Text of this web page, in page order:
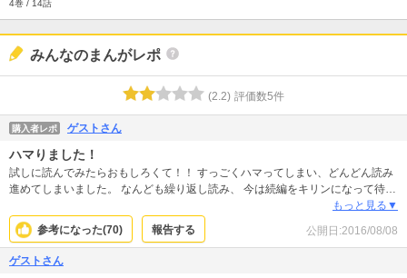
4巻 / 14話
みんなのまんがレポ
(2.2) 評価数5件
購入者レポ ゲストさん
ハマりました！
試しに読んでみたらおもしろくて！！ すっごくハマってしまい、どんどん読み
進めてしまいました。 なんども繰り返し読み、 今は続編をキリンになって待っ
ているところです。 本当に早く出てくれませんか？？ でも、もうすぐ終わりな
のかな？？ それを考えるとさみしいです、、、
もっと見る▼
参考になった(70) 報告する 公開日:2016/08/08
ゲストさん